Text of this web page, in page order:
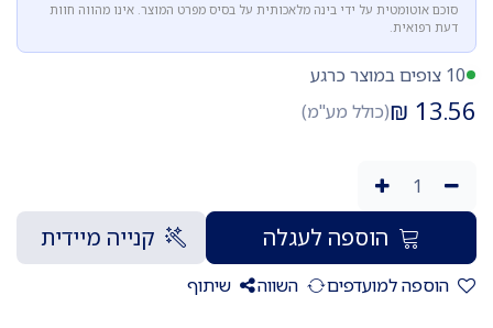
סוכם אוטומטית על ידי בינה מלאכותית על בסיס מפרט המוצר. אינו מהווה חוות
דעת רפואית.
10 צופים במוצר כרגע
13.56
₪(כולל מע"מ)
הוספה לעגלה קנייה מיידית
הוספה למועדפים השווה שיתוף